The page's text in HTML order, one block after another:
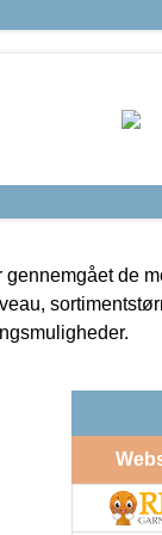
gennemgået de